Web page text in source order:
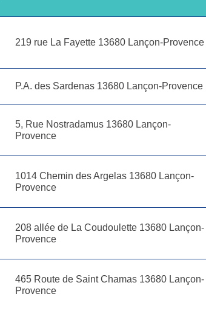
219 rue La Fayette 13680 Lançon-Provence
P.A. des Sardenas 13680 Lançon-Provence
5, Rue Nostradamus 13680 Lançon-
Provence
1014 Chemin des Argelas 13680 Lançon-
Provence
208 allée de La Coudoulette 13680 Lançon-
Provence
465 Route de Saint Chamas 13680 Lançon-
Provence